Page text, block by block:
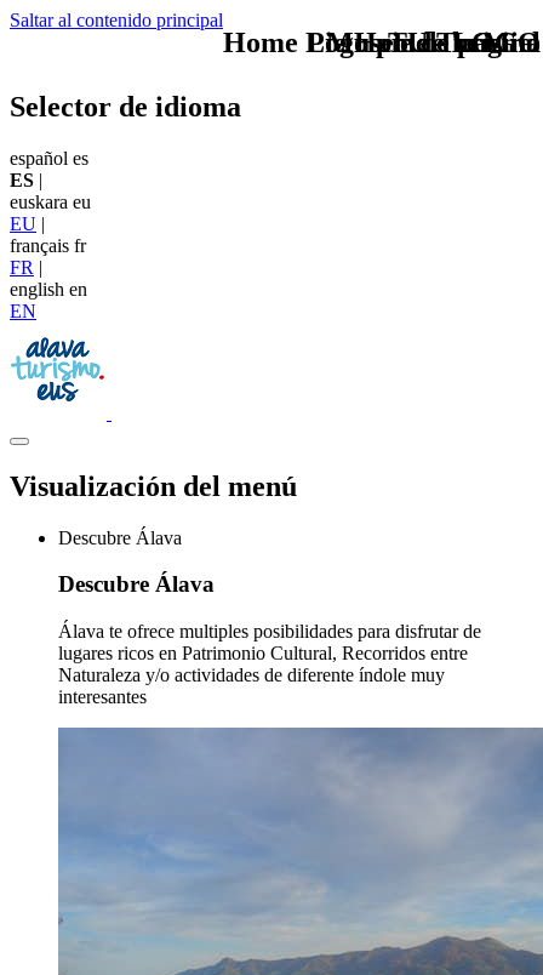
Saltar al contenido principal
TU - LOGO
Selector de idioma
español es
ES |
euskara eu
EU |
français fr
FR |
english en
EN
Visualización del menú
Descubre Álava
Descubre Álava
Álava te ofrece multiples posibilidades para disfrutar de
lugares ricos en Patrimonio Cultural, Recorridos entre
Naturaleza y/o actividades de diferente índole muy
interesantes
Museo de la Miel
Home Logo pie de página
Pie Home Turismo